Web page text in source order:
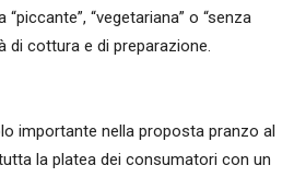
“vegetariana” o “senza
di cottura e di preparazione.
importante nella proposta pranzo al
la platea dei consumatori con un